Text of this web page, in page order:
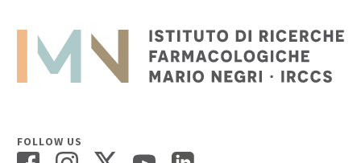
FOLLOW US